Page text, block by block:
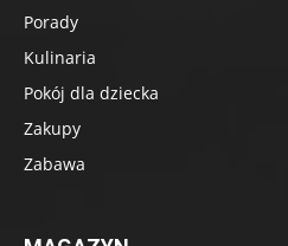
Porady
Kulinaria
Pokój dla dziecka
Zakupy
Zabawa